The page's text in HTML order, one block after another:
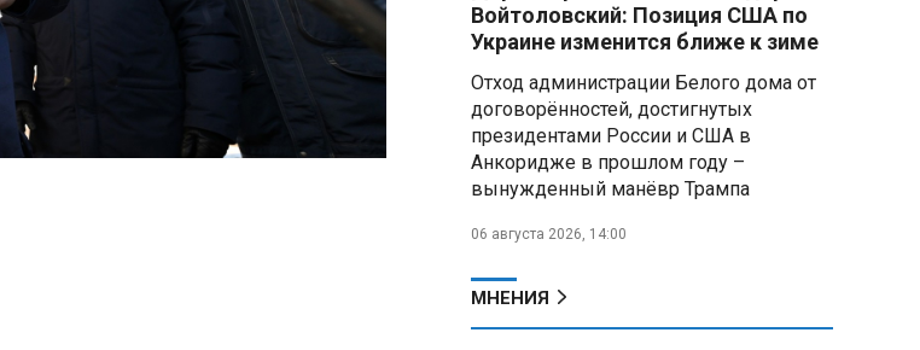
Войтоловский: Позиция США по
Украине изменится ближе к зиме
Отход администрации Белого дома от
договорённостей, достигнутых
президентами России и США в
Анкоридже в прошлом году –
вынужденный манёвр Трампа
06 августа 2026, 14:00
МНЕНИЯ